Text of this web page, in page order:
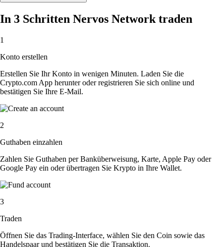
In 3 Schritten Nervos Network traden
1
Konto erstellen
Erstellen Sie Ihr Konto in wenigen Minuten. Laden Sie die
Crypto.com App herunter oder registrieren Sie sich online und
bestätigen Sie Ihre E-Mail.
2
Guthaben einzahlen
Zahlen Sie Guthaben per Banküberweisung, Karte, Apple Pay oder
Google Pay ein oder übertragen Sie Krypto in Ihre Wallet.
3
Traden
Öffnen Sie das Trading-Interface, wählen Sie den Coin sowie das
Handelspaar und bestätigen Sie die Transaktion.